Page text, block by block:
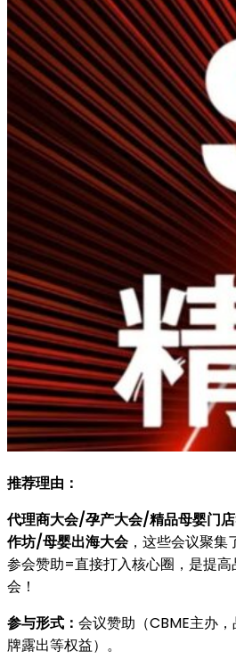
推荐理由：
代理商大会/孕产大会/精品母婴门
作坊/母婴出海大会，这些会议聚集
参会赞助=直接打入核心圈 ，是提
会！
参与形式： 会议赞助（CBME主办
牌露出等权益）。